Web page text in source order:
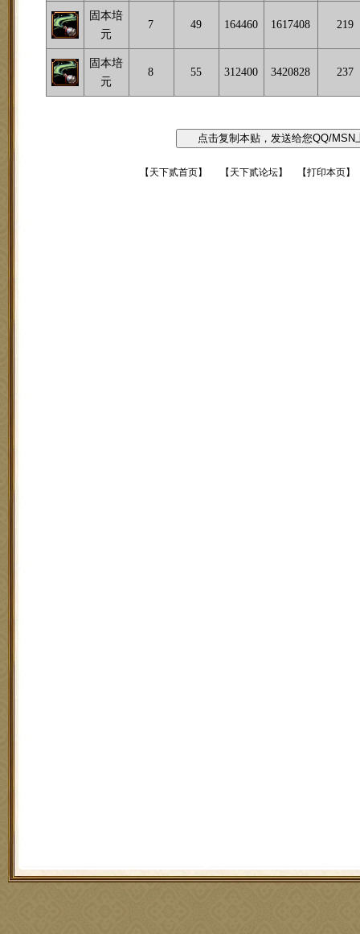
固本培
元
7 49 164460 1617408 219
固本培
元
8 55 312400 3420828 237
【 天下贰首页】 【 天下贰论坛】 【打印本页